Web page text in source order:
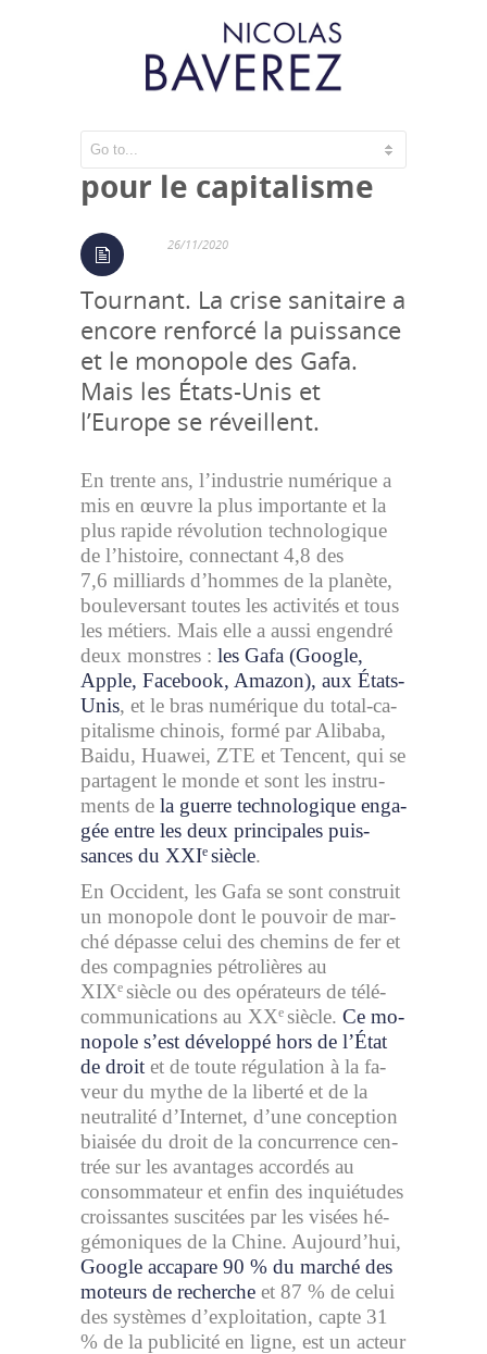
Une menace majeure
pour le capitalisme
26/11/2020
Tournant. La crise sanitaire a
encore renforcé la puissance
et le monopole des Gafa.
Mais les États-Unis et
l’Europe se réveillent.
En trente ans, l’in­dus­trie nu­mé­rique a
mis en œuvre la plus im­por­tante et la
plus ra­pide ré­vo­lu­tion tech­no­lo­gique
de l’his­toire, connec­tant 4,8 des
7,6 mil­liards d’hommes de la pla­nète,
bou­le­ver­sant toutes les ac­ti­vi­tés et tous
les mé­tiers. Mais elle a aussi en­gen­dré
deux monstres : les Gafa (Google,
Apple, Fa­ce­book, Ama­zon), aux États-
Unis, et le bras nu­mé­rique du to­tal-ca­
pi­ta­lisme chi­nois, formé par Ali­baba,
Baidu, Hua­wei, ZTE et Tencent, qui se
par­tagent le monde et sont les ins­tru­
ments de la guerre tech­no­lo­gique en­ga­
gée entre les deux principales puis­
sances du XXIe siècle.
En Oc­ci­dent, les Gafa se sont construit
un mo­no­pole dont le pou­voir de mar­
ché dé­passe celui des che­mins de fer et
des com­pa­gnies pé­tro­lières au
XIXe siècle ou des opé­ra­teurs de té­lé­
com­mu­ni­ca­tions au XXe siècle. Ce mo­
no­pole s’est déve­loppé hors de l’État
de droit et de toute ré­gu­la­tion à la fa­
veur du mythe de la li­berté et de la
neu­tra­lité d’In­ter­net, d’une concep­tion
biai­sée du droit de la concur­rence cen­
trée sur les avan­tages ac­cor­dés au
consom­ma­teur et enfin des in­quié­tudes
crois­santes sus­ci­tées par les vi­sées hé­
gé­mo­niques de la Chine. Aujour­d’hui,
Google ac­ca­pare 90 % du mar­ché des
moteurs de re­cherche et 87 % de celui
des sys­tèmes d’ex­ploi­ta­tion, capte 31
% de la pu­bli­cité en ligne, est un ac­teur